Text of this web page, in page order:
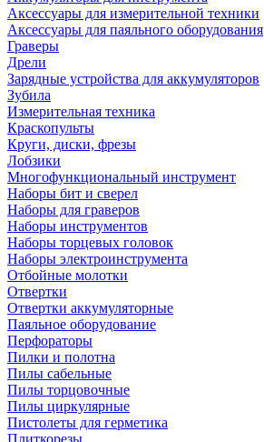
Аксессуары для измерительной техники
Аксессуары для паяльного оборудования
Граверы
Дрели
Зарядные устройства для аккумуляторов
Зубила
Измерительная техника
Краскопульты
Круги, диски, фрезы
Лобзики
Многофункциональный инструмент
Наборы бит и сверел
Наборы для граверов
Наборы инструментов
Наборы торцевых головок
Наборы электроинструмента
Отбойные молотки
Отвертки
Отвертки аккумуляторные
Паяльное оборудование
Перфораторы
Пилки и полотна
Пилы сабельные
Пилы торцовочные
Пилы циркулярные
Пистолеты для герметика
Плиткорезы